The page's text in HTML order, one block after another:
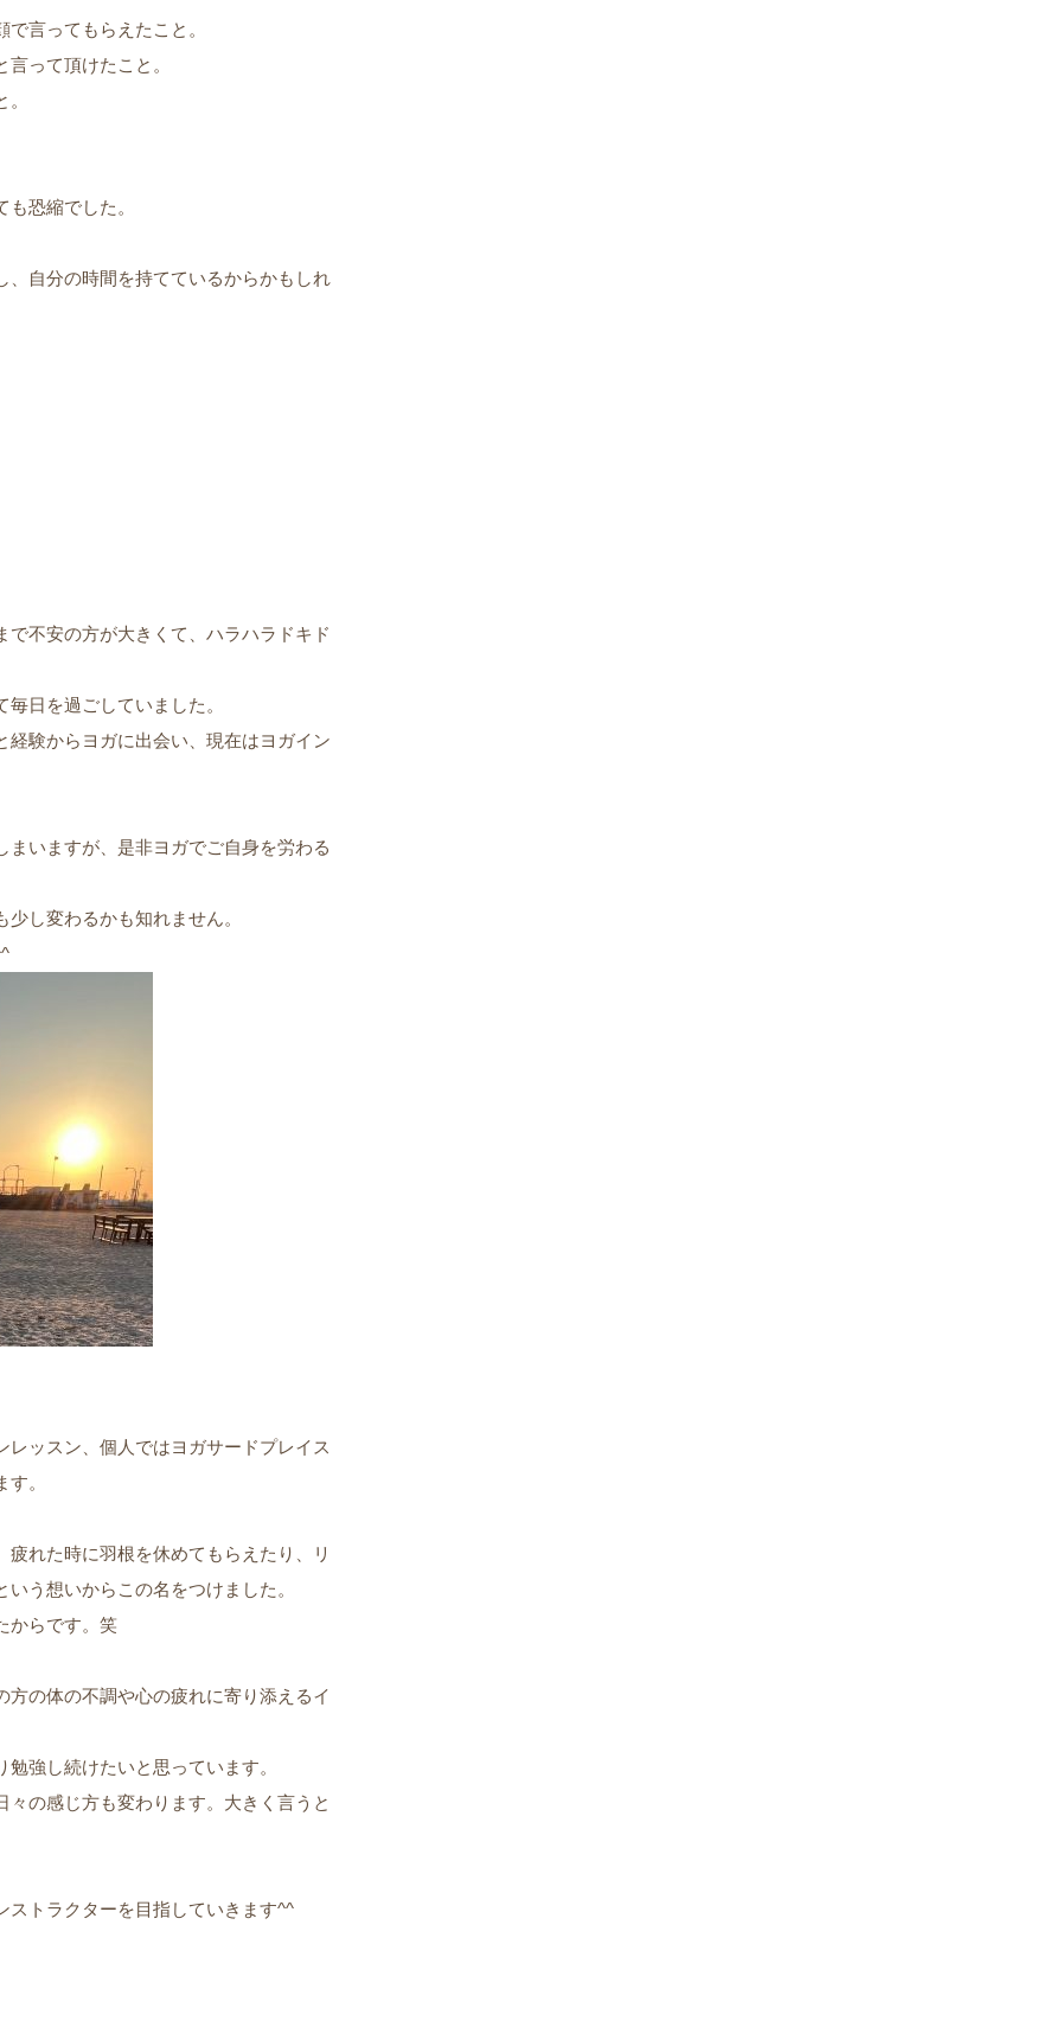
言ってもらえたこと。
って頂けたこと。
恐縮でした。
自分の時間を持てているからかもしれ
不安の方が大きくて、ハラハラドキド
日を過ごしていました。
験からヨガに出会い、現在はヨガイン
いますが、是非ヨガでご自身を労わる
し変わるかも知れません。
ッスン、個人ではヨガサードプレイス
。
れた時に羽根を休めてもらえたり、リ
う想いからこの名をつけました。
からです。笑
の体の不調や心の疲れに寄り添えるイ
強し続けたいと思っています。
の感じ方も変わります。大きく言うと
ストラクターを目指していきます^^